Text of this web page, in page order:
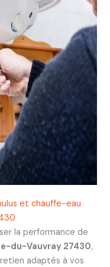
et chauffe-eau
la performance de
du-Vauvray 27430,
adaptés à vos